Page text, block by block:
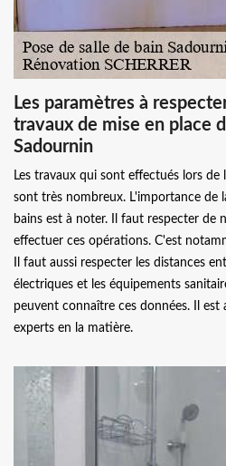
Les paramètres à
travaux de mise en place
Sadournin
Les travaux qui sont effectués lors
sont très nombreux. L'importance de
bains est à noter. Il faut respecter de
effectuer ces opérations. C'est
Il faut aussi respecter les distances
électriques et les équipements
peuvent connaître ces données. Il est
experts en la matière.